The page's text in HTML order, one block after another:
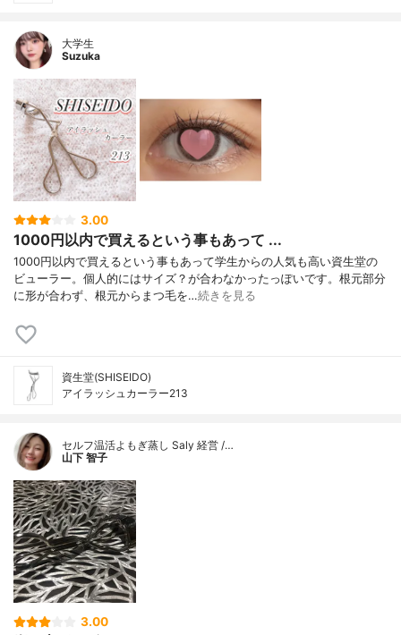
大学生
Suzuka
3.00
1000円以内で買えるという事もあって ...
1000円以内で買えるという事もあって学生からの人気も高い資生堂の
ビューラー。個人的にはサイズ？が合わなかったっぽいです。根元部分
に形が合わず、根元からまつ毛を…続きを見る
資生堂(SHISEIDO)
アイラッシュカーラー213
セルフ温活よもぎ蒸し Saly 経営 /…
山下 智子
3.00